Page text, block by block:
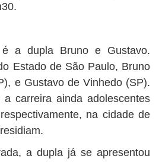
a dupla Bruno e Gustavo.
Estado de São Paulo, Bruno
e Gustavo de Vinhedo (SP).
carreira ainda adolescentes
na cidade de
a dupla já se apresentou